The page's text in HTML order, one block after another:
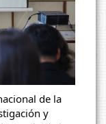
de la
y